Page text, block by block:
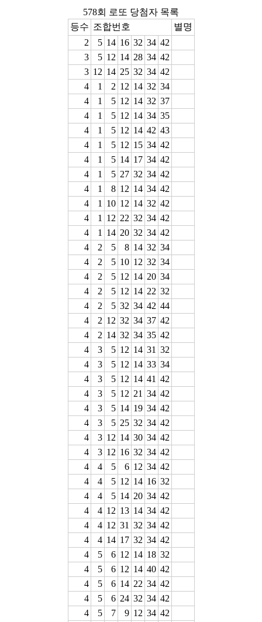
578회 로또 당첨자 목록
등수 조합번호
별명
2
5 14 16 32 34 42
3
5 12 14 28 34 42
3 12 14 25 32 34 42
4
1 2 12 14 32 34
4
1 5 12 14 32 37
4
1 5 12 14 34 35
4
1 5 12 14 42 43
4
1 5 12 15 34 42
4
1 5 14 17 34 42
4
1 5 27 32 34 42
4
1 8 12 14 34 42
4
1 10 12 14 32 42
4
1 12 22 32 34 42
4
1 14 20 32 34 42
4
2 5 8 14 32 34
4
2 5 10 12 32 34
4
2 5 12 14 20 34
4
2 5 12 14 22 32
4
2 5 32 34 42 44
4
2 12 32 34 37 42
4
2 14 32 34 35 42
4
3 5 12 14 31 32
4
3 5 12 14 33 34
4
3 5 12 14 41 42
4
3 5 12 21 34 42
4
3 5 14 19 34 42
4
3 5 25 32 34 42
4
3 12 14 30 34 42
4
3 12 16 32 34 42
4
4 5 6 12 34 42
4
4 5 12 14 16 32
4
4 5 14 20 34 42
4
4 12 13 14 34 42
4
4 12 31 32 34 42
4
4 14 17 32 34 42
4
5 6 12 14 18 32
4
5 6 12 14 40 42
4
5 6 14 22 34 42
4
5 6 24 32 34 42
4
5 7 9 12 34 42